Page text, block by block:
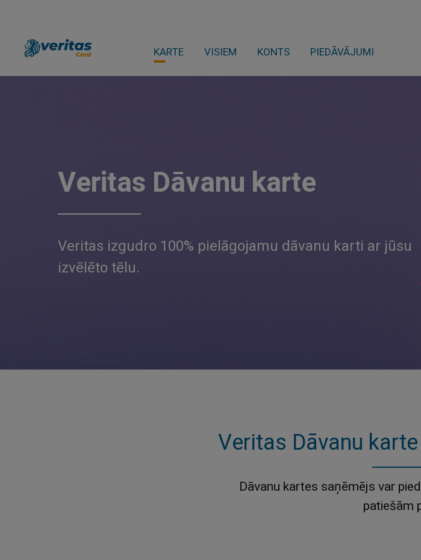
KARTE VISIEM KONTS PIEDĀVĀJUMI
Veritas Dāvanu karte
Veritas izgudro 100% pielāgojamu dāvanu karti ar jūsu
izvēlēto tēlu.
Veritas Dāvanu
Dāvanu kartes saņēmējs var
patiešām